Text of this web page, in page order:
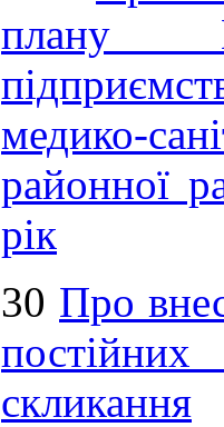
плану
медико-
районної
рік
30 Про
скликання